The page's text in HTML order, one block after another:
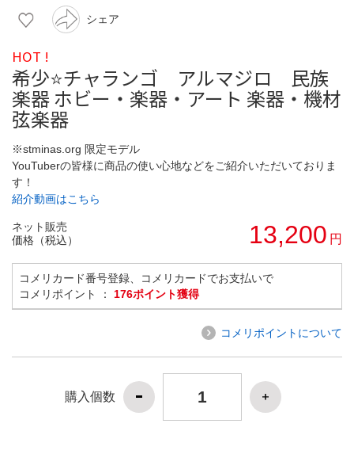
シェア
HOT !
希少⭐️チャランゴ アルマジロ 民族
楽器 ホビー・楽器・アート 楽器・機材
弦楽器
※stminas.org 限定モデル
YouTuberの皆様に商品の使い心地などをご紹介いただいておりま
す！
紹介動画はこちら
ネット販売
価格（税込）
13,200 円
コメリカード番号登録、コメリカードでお支払いで
コメリポイント ： 176ポイント獲得
コメリポイントについて
購入個数